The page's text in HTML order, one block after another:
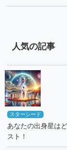
人気の記事
スターシード
あなたの出身星は
スト！